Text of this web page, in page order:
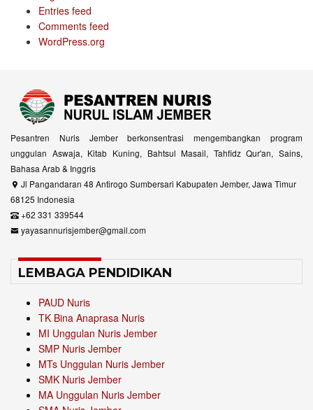
Entries feed
Comments feed
WordPress.org
Pesantren Nuris Jember berkonsentrasi mengembangkan program
unggulan Aswaja, Kitab Kuning, Bahtsul Masail, Tahfidz Qur'an, Sains,
Bahasa Arab & Inggris
Jl Pangandaran 48 Antirogo Sumbersari Kabupaten Jember, Jawa Timur
68125 Indonesia
+62 331 339544
yayasannurisjember@gmail.com
LEMBAGA PENDIDIKAN
PAUD Nuris
TK Bina Anaprasa Nuris
MI Unggulan Nuris Jember
SMP Nuris Jember
MTs Unggulan Nuris Jember
SMK Nuris Jember
MA Unggulan Nuris Jember